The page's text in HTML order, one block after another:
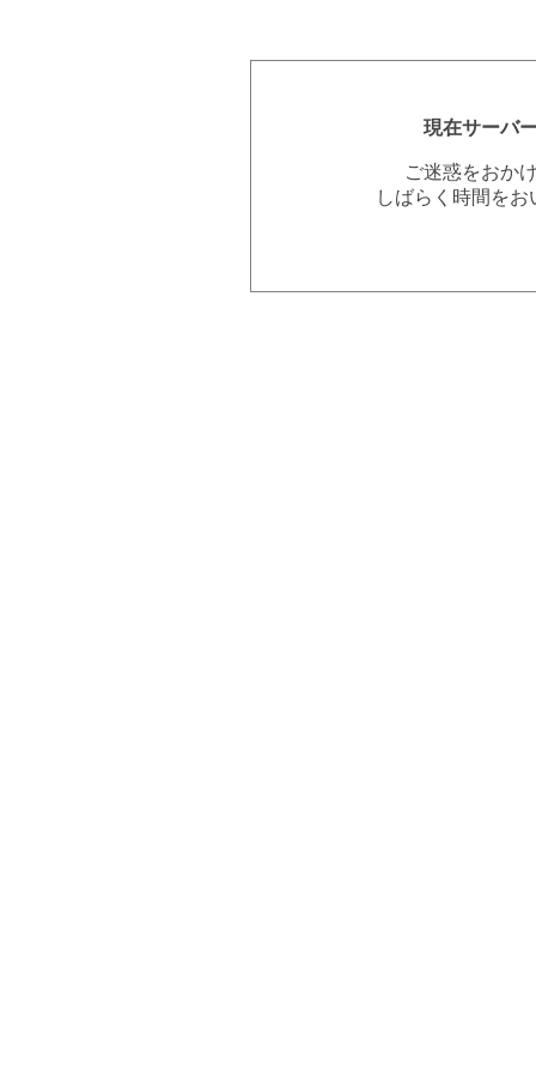
現在サーバ
ご迷惑をおか
しばらく時間を